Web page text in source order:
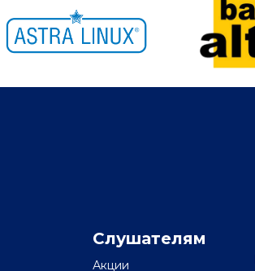
Слушателям
Акции